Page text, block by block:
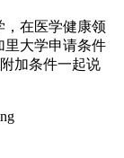
，在医学健康领
里大学申请条件
加条件一起说